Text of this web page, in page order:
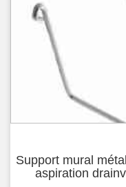
Support mural
aspiration